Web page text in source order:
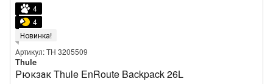
4
4
Новинка!
Артикул: TH 3205509
Thule
Рюкзак Thule EnRoute Backpack 26L